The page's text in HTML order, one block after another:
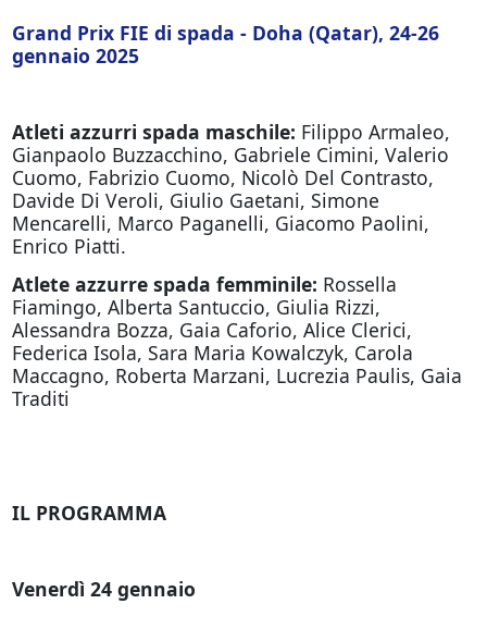
Grand Prix FIE di spada - Doha (Qatar), 24-26
gennaio 2025
Atleti azzurri spada maschile: Filippo Armaleo,
Gianpaolo Buzzacchino, Gabriele Cimini, Valerio
Cuomo, Fabrizio Cuomo, Nicolò Del Contrasto,
Davide Di Veroli, Giulio Gaetani, Simone
Mencarelli, Marco Paganelli, Giacomo Paolini,
Enrico Piatti.
Atlete azzurre spada femminile: Rossella
Fiamingo, Alberta Santuccio, Giulia Rizzi,
Alessandra Bozza, Gaia Caforio, Alice Clerici,
Federica Isola, Sara Maria Kowalczyk, Carola
Maccagno, Roberta Marzani, Lucrezia Paulis, Gaia
Traditi
IL PROGRAMMA
Venerdì 24 gennaio